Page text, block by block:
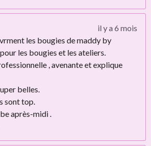
il y a 6 mois
les bougies de maddy by
les bougies et les ateliers.
, avenante et explique
belles.
sont top.
après-midi .